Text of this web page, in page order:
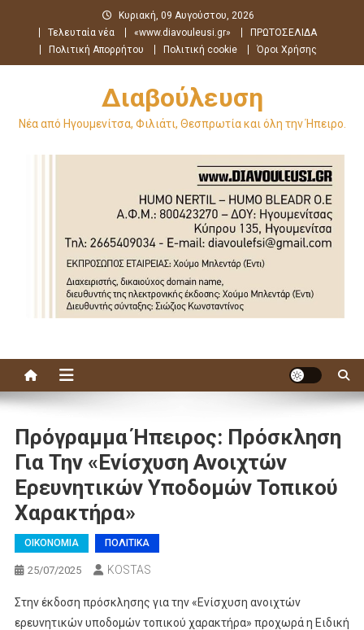
περιεχόμενο
Κυριακή, 09 Αυγούστου, 2026
Τελευταία νέα
«www.diavouleusi.gr»
ΠΡΩΤΟΣΕΛΙΔΑ
Πολιτική Απορρήτου
Πολιτική cookie Όροι Χρήσης
Διαβούλευση
Νέα από Ηγουμενίτσα, Φιλιάτι, Θεσπρωτία και όλη την Ήπειρο.
Πρόγραμμα Ήπειρος: Πρόσκληση
Για Την «ενίσχυση Ανοιχτών
Ερευνητικών Υποδομών Τοπικού
Χαρακτήρα»
ΟΙΚΟΝΟΜΙΑ ΠΟΛΙΤΙΚΑ
25/07/2025 KOSTAS
Στην έκδοση πρόσκλησης για την «Ενίσχυση ανοιχτών
ερευνητικών υποδομών τοπικού χαρακτήρα» προχωρά η Ειδική